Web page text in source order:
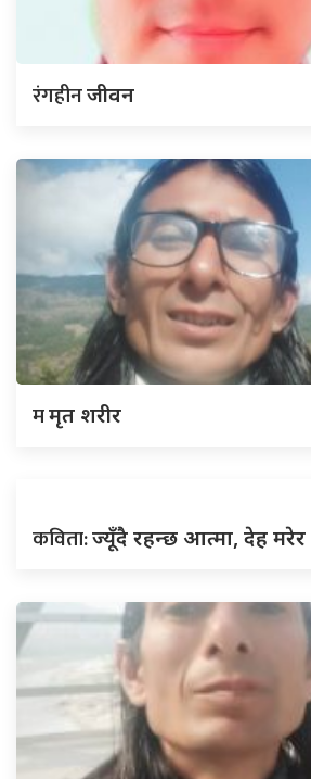
रंगहीनजीवन
ममृत शरीर
कविता:ज्यूँदै रहन्छ आत्मा, देह मरेर